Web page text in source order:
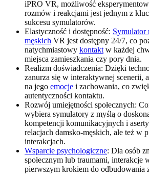
iPRO VR, możliwość
rozmów i reakcjami jest jednym z
sukcesu symulatorów.
Elastyczność i dostępność: Symulator
męskich VR jest dostępny 24/7, co
natychmiastowy kontakt w każdej
miejsca zamieszkania czy pory dnia.
Realizm doświadczenia: Dzięki
zanurza się w interaktywnej scenerii, a
na jego emocje i zachowania, co
autentyczności kontaktu.
Rozwój umiejętności społecznych:
wybiera symulatory z myślą o
kompetencji komunikacyjnych i
relacjach damsko-męskich, ale też w
interakcjach.
Wsparcie psychologiczne: Dla osób
społecznym lub traumami, interakcje
pierwszym krokiem do odbudowania